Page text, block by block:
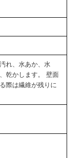
れ、水あか、水
乾かします。 壁面
際は繊維が残りに